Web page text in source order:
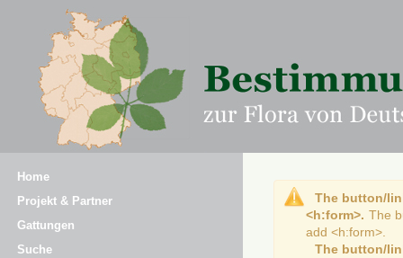
Home
Projekt & Partner
Gattungen
Suche
The button/
<h:form>. The
add <h:form>.
The button/